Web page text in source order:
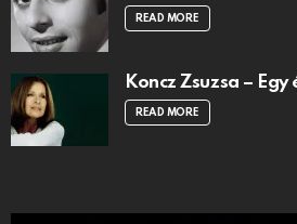
READ MORE
Koncz Zsuzsa – Egy
READ MORE